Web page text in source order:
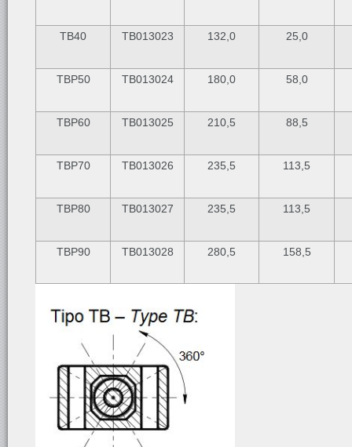
TB40 TB013023 132,0 25,0
TBP50 TB013024 180,0 58,0
TBP60 TB013025 210,5 88,5
TBP70 TB013026 235,5 113,5
TBP80 TB013027 235,5 113,5
TBP90 TB013028 280,5 158,5